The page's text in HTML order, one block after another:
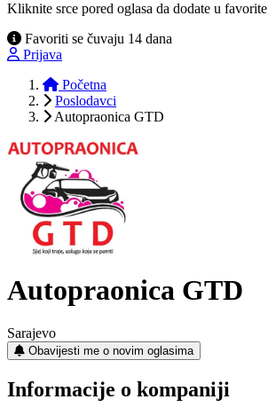
Kliknite srce pored oglasa da dodate u favorite
Favoriti se čuvaju 14 dana
Prijava
Početna
Poslodavci
Autopraonica GTD
Autopraonica GTD
Sarajevo
Obavijesti me o novim oglasima
Informacije o kompaniji